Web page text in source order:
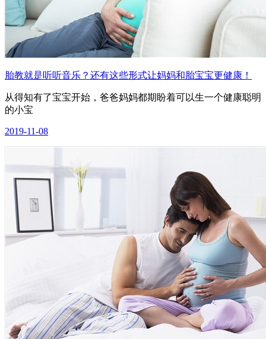
胎教就是听听音乐？还有这些形式让妈妈和胎宝宝更健康！
从得知有了宝宝开始，爸爸妈妈都期盼着可以生一个健康聪明
的小宝
2019-11-08